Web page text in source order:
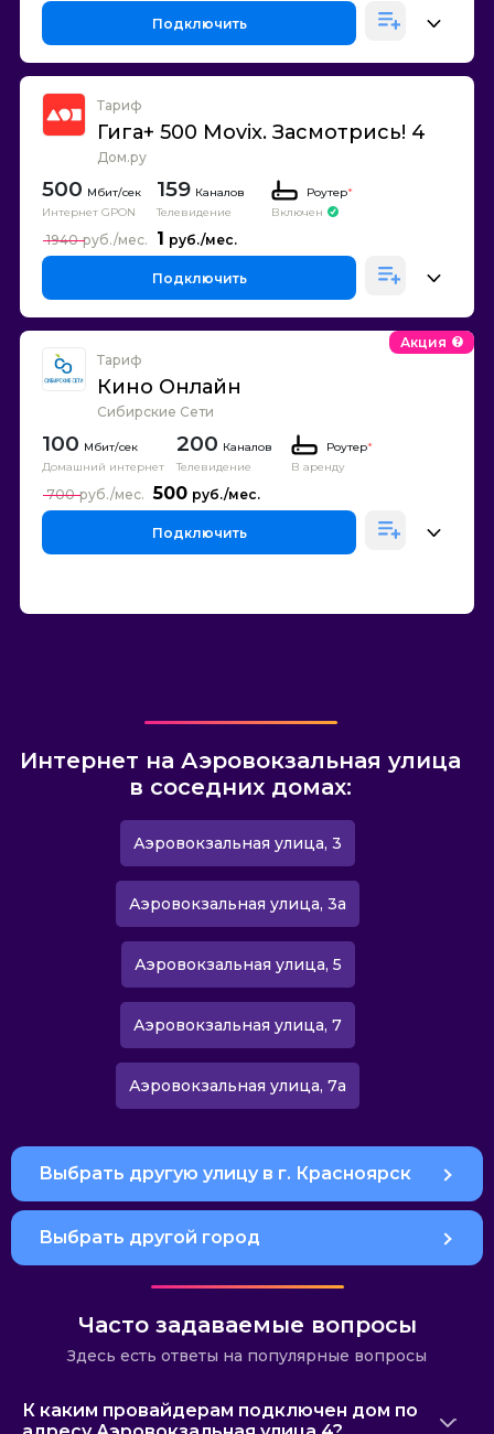
Подключить
Тариф
Гига+ 500 Movix. Засмотрись! 4
Дом.ру
500
Интернет GPON
159 Каналов
Телевидение
Роутер*
Включен
1
1940
Подключить
Тариф
Кино Онлайн
Сибирские Сети
Акция
100
Домашний интернет
200 Каналов
Телевидение
Роутер*
В аренду
500
700
Подключить
Интернет на Аэровокзальная улица
в соседних домах:
Аэровокзальная улица, 3
Аэровокзальная улица, 3а
Аэровокзальная улица, 5
Аэровокзальная улица, 7
Аэровокзальная улица, 7а
Выбрать другую улицу в г. Красноярск
Выбрать другой город
Часто задаваемые вопросы
Здесь есть ответы на популярные вопросы
К каким провайдерам подключен дом по